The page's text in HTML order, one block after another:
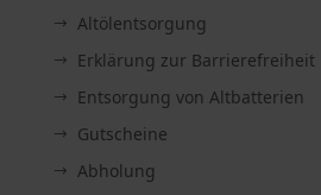
Altölentsorgung
Erklärung zur Barrierefreiheit
Entsorgung von Altbatterien
Gutscheine
Abholung